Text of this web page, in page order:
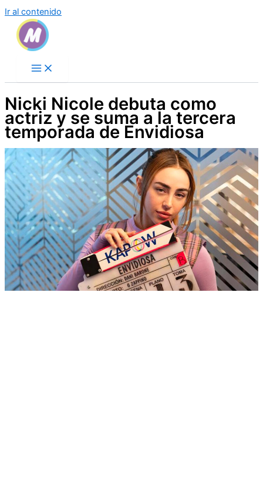
Ir al contenido
Nicki Nicole debuta como
actriz y se suma a la tercera
temporada de Envidiosa